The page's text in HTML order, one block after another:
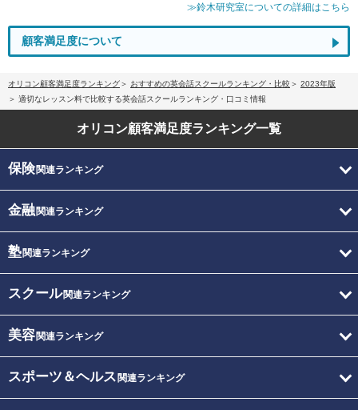
≫鈴木研究室についての詳細はこちら
顧客満足度について
オリコン顧客満足度ランキング おすすめの英会話スクールランキング・比較
2023年版
適切なレッスン料で比較する英会話スクールランキング・口コミ情報
オリコン顧客満足度ランキング一覧
保険関連ランキング
金融関連ランキング
塾関連ランキング
スクール関連ランキング
美容関連ランキング
スポーツ＆ヘルス 関連ランキング